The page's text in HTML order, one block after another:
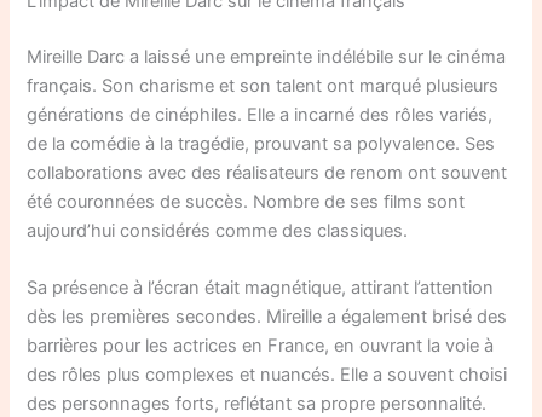
Mireille Darc a laissé une empreinte indélébile sur le cinéma
français. Son charisme et son talent ont marqué plusieurs
générations de cinéphiles. Elle a incarné des rôles variés,
de la comédie à la tragédie, prouvant sa polyvalence. Ses
collaborations avec des réalisateurs de renom ont souvent
été couronnées de succès. Nombre de ses films sont
aujourd’hui considérés comme des classiques.
Sa présence à l’écran était magnétique, attirant l’attention
dès les premières secondes. Mireille a également brisé des
barrières pour les actrices en France, en ouvrant la voie à
des rôles plus complexes et nuancés. Elle a souvent choisi
des personnages forts, reflétant sa propre personnalité.